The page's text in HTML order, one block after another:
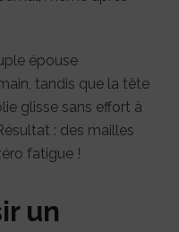
épouse
tandis que la tête
glisse sans effort à
: des mailles
fatigue !
un